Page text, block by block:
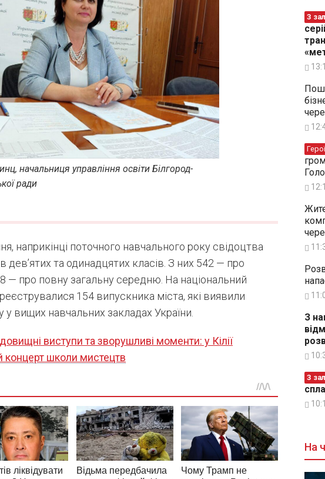
начальниця управління освіти Білгород-
ради
наприкінці поточного навчального року свідоцтва
та одинадцятих класів. З них 542 — про
— про повну загальну середню. На національний
154 випускника міста, які виявили
вищих навчальних закладах України.
виступи та зворушливі моменти: у Кілії
концерт школи мистецтв
З
З
З
На